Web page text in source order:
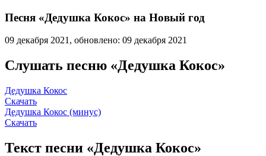
Песня «Дедушка Кокос» на Новый год
09 декабря 2021, обновлено: 09 декабря 2021
Слушать песню «Дедушка Кокос»
Дедушка Кокос
Скачать
Дедушка Кокос (минус)
Скачать
Текст песни «Дедушка Кокос»